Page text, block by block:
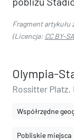
Fragment artykułu
(Licencja: CC BY-
Olympia-
Rossitter Platz,
Współrzędne
Pobliskie miejsca